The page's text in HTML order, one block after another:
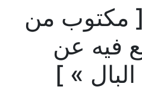
[ مكتوب من
فيه عن
» ]